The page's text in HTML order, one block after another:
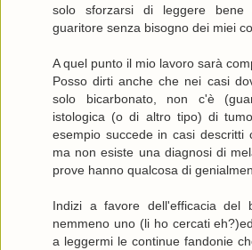
solo sforzarsi di leggere
guaritore senza bisogno dei miei
A quel punto il mio lavoro sarà
Posso dirti anche che nei casi
solo bicarbonato, non c'è
istologica (o di altro tipo) di
esempio succede in casi descritti
ma non esiste una diagnosi di
prove hanno qualcosa di
Indizi a favore dell'efficacia del
nemmeno uno (li ho cercati
a leggermi le continue fandonie